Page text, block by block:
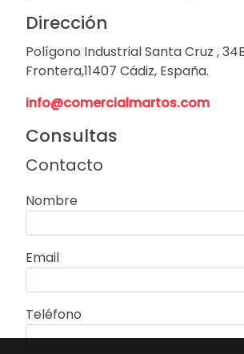
Dirección
Polígono Industrial Santa Cruz ,
Frontera,11407 Cádiz, España.
info@comercialmartos.com
Consultas
Contacto
Nombre
Email
Teléfono